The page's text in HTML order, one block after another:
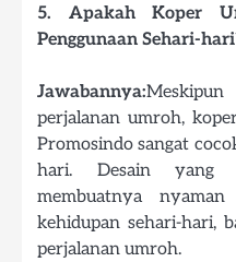
5. Apakah Koper
Penggunaan Sehari-
Jawabannya:
perjalanan umroh,
Promosindo sangat
hari. Desain yang
membuatnya
kehidupan sehari-hari,
perjalanan umroh.